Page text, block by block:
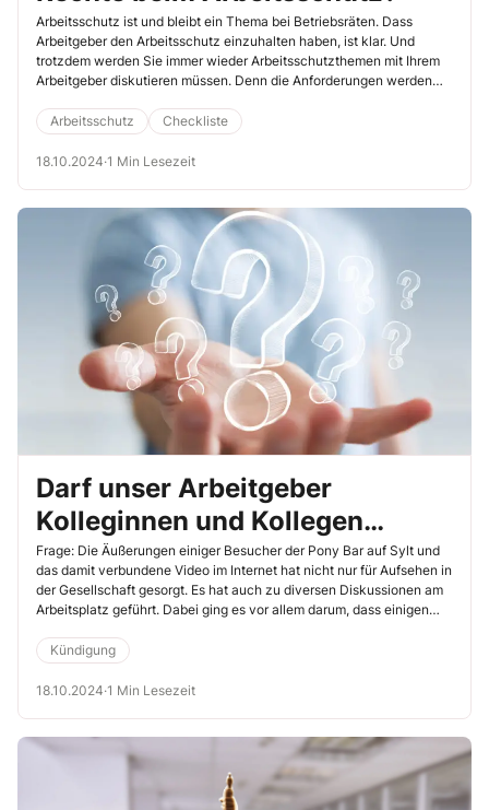
Arbeitsschutz ist und bleibt ein Thema bei Betriebsräten. Dass
Arbeitgeber den Arbeitsschutz einzuhalten haben, ist klar. Und
trotzdem werden Sie immer wieder Arbeitsschutzthemen mit Ihrem
Arbeitgeber diskutieren müssen. Denn die Anforderungen werden
dem Gesichtspunkt der entstehenden Kosten. In vielen Bereichen
hat Ihr Arbeitgeber zudem einen gewissen Beurteilungsspielraum.
Da kann es schnell zu kontroversen Diskussionen zwischen
nehmen. Nutzen Sie Ihre Möglichkeiten, Einfluss zu nehmen, um Ihre
Kolleginnen und Kollegen gut zu schützen.
Arbeitsschutz Checkliste
18.10.2024·1 Min Lesezeit
Darf unser Arbeitgeber
Kolleginnen und Kollegen
wegen rechtsradikaler
Äußerungen kündigen?
Frage: Die Äußerungen einiger Besucher der Pony Bar auf Sylt und
das damit verbundene Video im Internet hat nicht nur für Aufsehen in
der Gesellschaft gesorgt. Es hat auch zu diversen Diskussionen am
Arbeitsplatz geführt. Dabei ging es vor allem darum, dass einigen
Kündigungen Ihrer Einschätzung nach rechtmäßig? Inwieweit
erlauben sie unserem Arbeitgeber, Kolleginnen oder Kollegen wegen
einer rassistischen oder rechtsradikalen Äußerung in den sozialen
Kündigung
18.10.2024·1 Min Lesezeit